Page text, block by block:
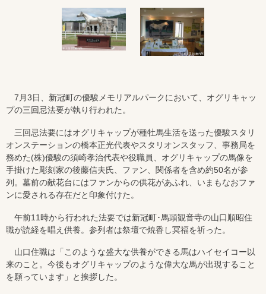
7月3日、新冠町の優駿メモリアルパークにおいて、オグリキャッ
プの三回忌法要が執り行われた。
三回忌法要にはオグリキャップが種牡馬生活を送った優駿スタリ
オンステーションの橋本正光代表やスタリオンスタッフ、事務局を
務めた(株)優駿の須崎孝治代表や役職員、オグリキャップの馬像を
手掛けた彫刻家の後藤信夫氏、ファン、関係者を含め約50名が参
列。墓前の献花台にはファンからの供花があふれ、いまもなおファ
ンに愛される存在だと印象付けた。
午前11時から行われた法要では新冠町･馬頭観音寺の山口順昭住
職が読経を唱え供養。参列者は祭壇で焼香し冥福を祈った。
山口住職は「このような盛大な供養ができる馬はハイセイコー以
来のこと。今後もオグリキャップのような偉大な馬が出現すること
を願っています」と挨拶した。